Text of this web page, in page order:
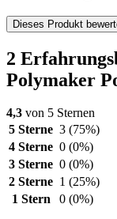
Dieses Produkt
2
Polymaker
4,3 von 5 Sternen
5 Sterne 3 (75%)
4 Sterne 0 (0%)
3 Sterne 0 (0%)
2 Sterne 1 (25%)
1 Stern
0 (0%)